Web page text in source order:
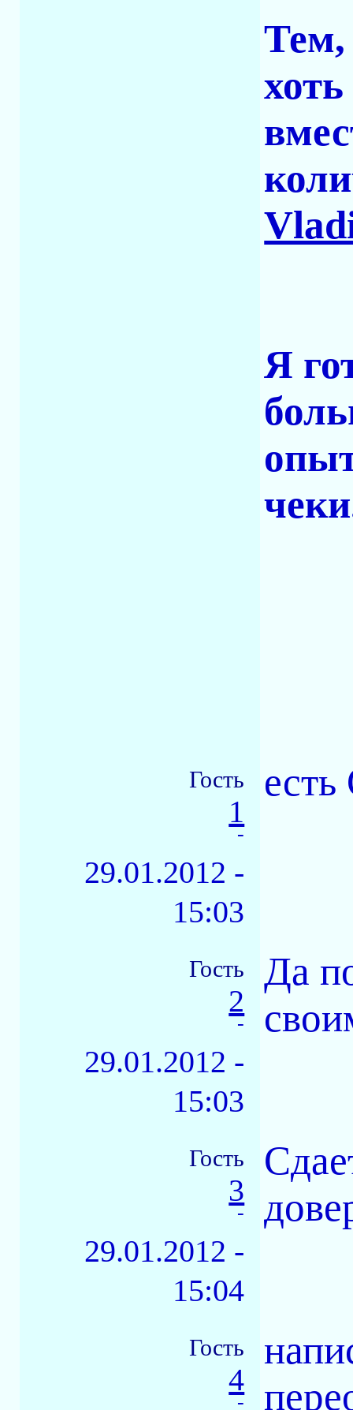
Тем,
Я
Гость
1
-
29.01.2012 -
15:03
Гость
2
-
29.01.2012 -
15:03
Да
Гость
3
-
29.01.2012 -
15:04
Гость
4
-